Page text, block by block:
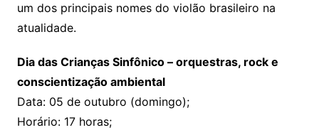
um dos principais nomes do violão brasileiro na
atualidade.
Dia das Crianças Sinfônico – orquestras, rock e
conscientização ambiental
Data: 05 de outubro (domingo);
Horário: 17 horas;